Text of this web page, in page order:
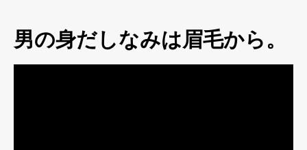
男の身だしなみは眉毛から。